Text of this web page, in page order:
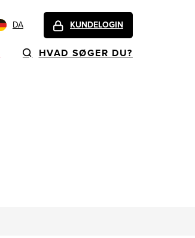
DA KUNDELOGIN
HVAD SØGER DU?